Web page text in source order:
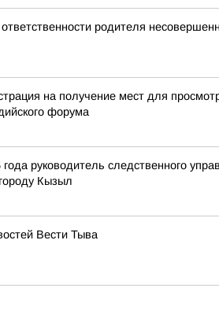
родителя
на получение мест для
форума
года руководитель следственного
Кызыл
Вести Тыва